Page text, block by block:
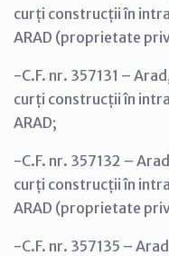
curți construcții în
ARAD (proprietate
-C.F. nr. 357131 –
curți construcții în
ARAD;
-C.F. nr. 357132 –
curți construcții în
ARAD (proprietate
-C.F. nr. 357135 –